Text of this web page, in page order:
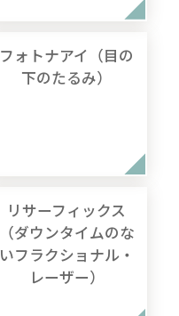
フォトナアイ（目の
下のたるみ）
リサーフィックス
（ダウンタイムのな
いフラクショナル・
レーザー）